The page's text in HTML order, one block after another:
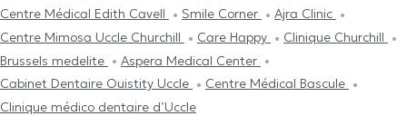
Centre Médical Edith Cavell
Smile Corner
Ajra Clinic
Centre Mimosa Uccle Churchill
Care Happy
Clinique Churchill
Brussels medelite
Aspera Medical Center
Cabinet Dentaire Ouistity Uccle
Centre Médical Bascule
Clinique médico dentaire d’Uccle